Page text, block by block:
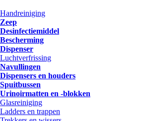
Handreiniging
Zeep
Desinfectiemiddel
Bescherming
Dispenser
Luchtverfrissing
Navullingen
Dispensers en houders
Spuitbussen
Urinoirmatten en -blokken
Glasreiniging
Ladders en trappen